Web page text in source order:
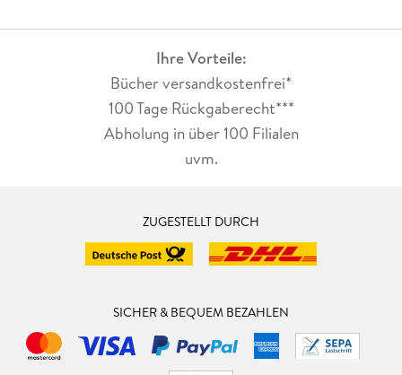
Ihre Vorteile:
Bücher versandkostenfrei*
100 Tage Rückgaberecht***
Abholung in über 100 Filialen
uvm.
ZUGESTELLT DURCH
SICHER & BEQUEM BEZAHLEN